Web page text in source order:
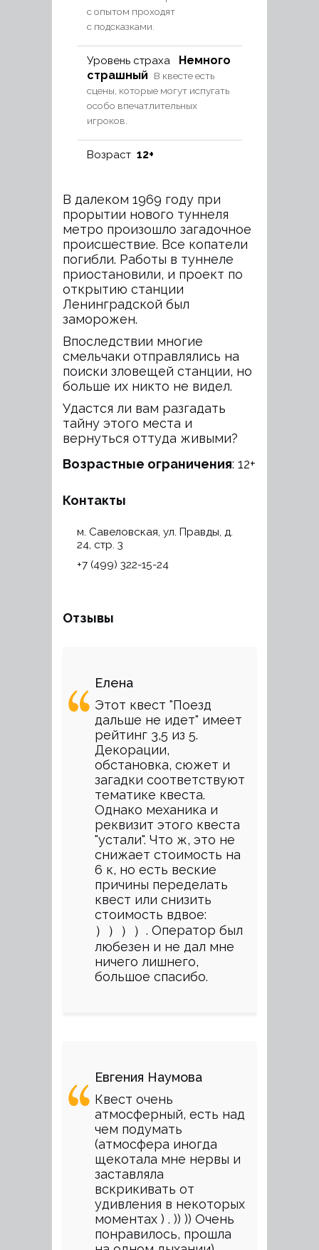
с опытом проходят
с подсказками.
Уровень страха
Немного
страшный
В квесте есть
сцены, которые могут испугать
особо впечатлительных
игроков.
Возраст 12+
В далеком 1969 году при
прорытии нового туннеля
метро произошло загадочное
происшествие. Все копатели
погибли. Работы в туннеле
приостановили, и проект по
открытию станции
Ленинградской был
заморожен.
Впоследствии многие
смельчаки отправлялись на
поиски зловещей станции, но
больше их никто не видел.
Удастся ли вам разгадать
тайну этого места и
вернуться оттуда живыми?
Возрастные ограничения: 12+
Контакты
м. Савеловская, ул. Правды, д.
24, стр. 3
+7 (499) 322-15-24
Отзывы
Елена
Этот квест "Поезд
дальше не идет" имеет
рейтинг 3,5 из 5.
Декорации,
обстановка, сюжет и
загадки соответствуют
тематике квеста.
Однако механика и
реквизит этого квеста
"устали". Что ж, это не
снижает стоимость на
6 к, но есть веские
причины переделать
квест или снизить
стоимость вдвое:
））））. Оператор был
любезен и не дал мне
ничего лишнего,
большое спасибо.
Евгения Наумова
Квест очень
атмосферный, есть над
чем подумать
(атмосфера иногда
щекотала мне нервы и
заставляла
вскрикивать от
удивления в некоторых
моментах ) . )) )) Очень
понравилось, прошла